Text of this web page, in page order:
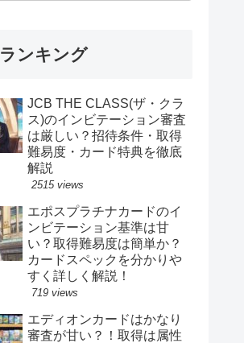
ンキング
JCB THE CLASS(ザ・クラ
ス)のインビテーション審査
は厳しい？招待条件・取得
難易度・カード特典を徹底
解説
2515 views
エポスプラチナカードのイ
ンビテーション基準は甘
い？取得難易度は簡単か？
カードスペックを分かりや
すく詳しく解説！
719 views
エディオンカードはかなり
審査が甘い？！取得は属性